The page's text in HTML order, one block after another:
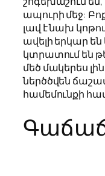
ապուրի մեջ:
լավ է նախ
ավելի երկար
կտրատում են
մեծ մակերես
ներծծվեն
համեմունքի
Գաճաճ